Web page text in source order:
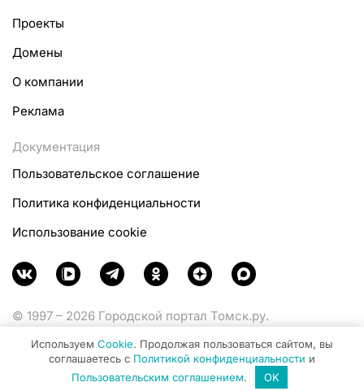
Проекты
Домены
О компании
Реклама
Документация
Пользовательское соглашение
Политика конфиденциальности
Использование cookie
© 1997 – 2026 Городской портал Томск.ру.
Министерства цифрового развития, связи и массовых
коммуникаций Российской Федерации.
Используем Cookie. Продолжая пользоваться сайтом, вы
соглашаетесь с Политикой конфиденциальности и
Пользовательским соглашением. OK